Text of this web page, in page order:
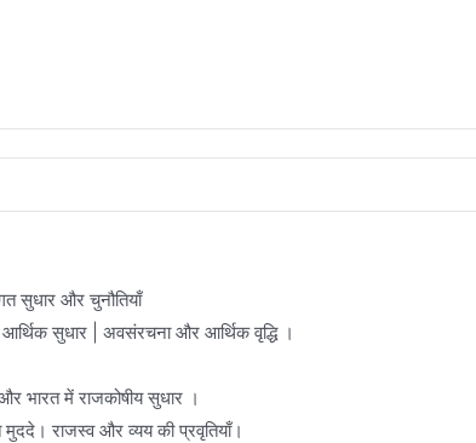
सुधार और चुनौतियाँ
आर्थिक सुधार | अवसंरचना और आर्थिक वृद्धि ।
भारत में राजकोषीय सुधार ।
राजस्व और व्यय की प्रवृतियाँ।